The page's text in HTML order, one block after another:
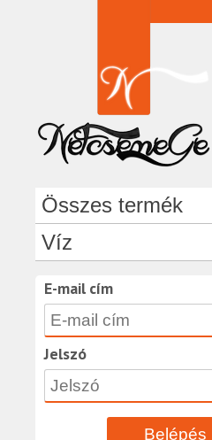
Összes termék
Víz
E-mail cím
Jelszó